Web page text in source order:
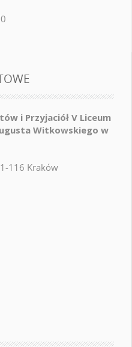
i Przyjaciół V Liceum
Witkowskiego w
116 Kraków